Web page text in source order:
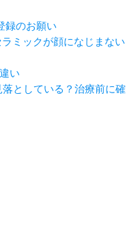
録のお願い
ミックが顔になじまない
い
としている？治療前に確